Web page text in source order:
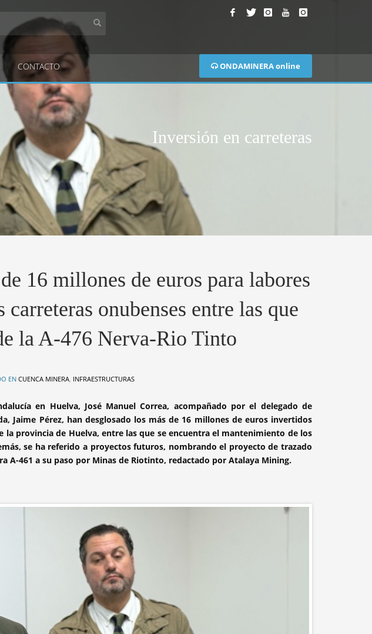
ONDAMINERA online
CONTACTO
Inversión en carreteras
16 millones de euros para labores
onubenses entre las que
la A-476 Nerva-Rio Tinto
EN CUENCA MINERA, INFRAESTRUCTURAS
en Huelva, José Manuel Correa, acompañado por el delegado de
Jaime Pérez, han desglosado los más de 16 millones de euros invertidos
la provincia de Huelva, entre las que se encuentra el mantenimiento de los
se ha referido a proyectos futuros, nombrando el proyecto de trazado
A-461 a su paso por Minas de Riotinto, redactado por Atalaya Mining.